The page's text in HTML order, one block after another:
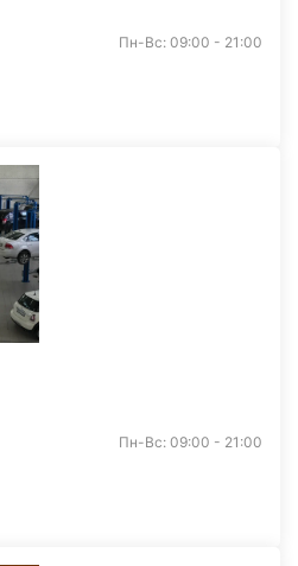
Пн-Вс: 09:00 - 21:00
Пн-Вс: 09:00 - 21:00